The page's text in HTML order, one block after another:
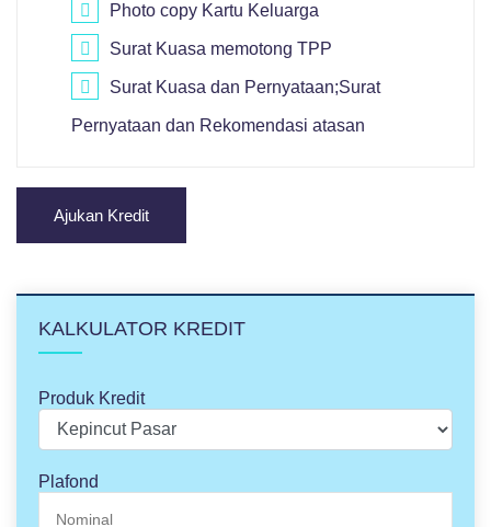
Photo copy Kartu Keluarga
Surat Kuasa memotong TPP
Surat Kuasa dan Pernyataan;Surat
Pernyataan dan Rekomendasi atasan
Ajukan Kredit
KALKULATOR KREDIT
Produk Kredit
Plafond